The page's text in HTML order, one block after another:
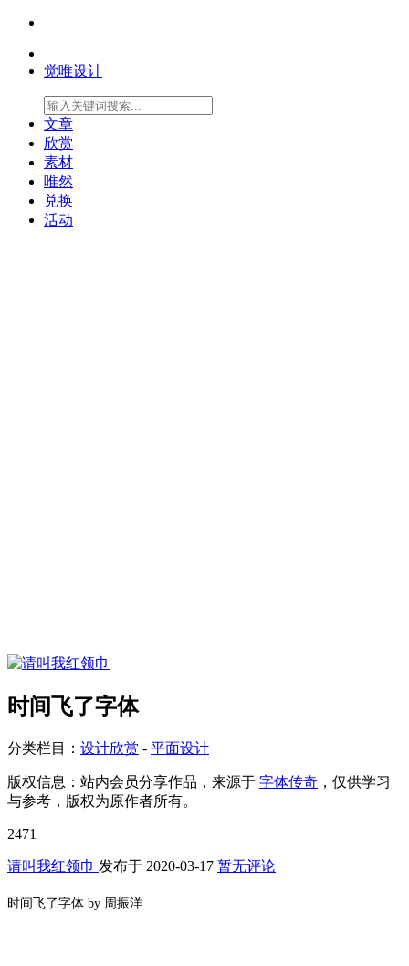
觉唯设计
文章
欣赏
素材
唯然
兑换
活动
时间飞了字体
分类栏目： 设计欣赏 - 平面设计
版权信息： 站内会员分享作品，来源于 字体传奇 ，仅供学习
与参考，版权为原作者所有。
2471
请叫我红领巾 发布于 2020-03-17 暂无评论
时间飞了字体 by 周振洋